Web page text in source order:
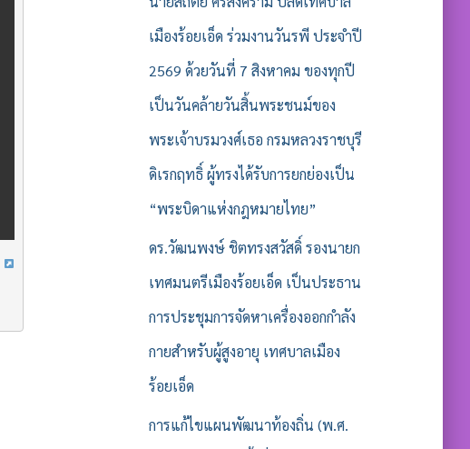
เมืองร้อยเอ็ด ร่วมงานวันรพี ประจำปี
2569 ด้วยวันที่ 7 สิงหาคม ของทุกปี
เป็นวันคล้ายวันสิ้นพระชนม์ของ
พระเจ้าบรมวงศ์เธอ กรมหลวงราชบุรี
ดิเรกฤทธิ์ ผู้ทรงได้รับการยกย่องเป็น
“พระบิดาแห่งกฎหมายไทย”
ดร.วัฒนพงษ์ ชิตทรงสวัสดิ์ รองนายก
เทศมนตรีเมืองร้อยเอ็ด เป็นประธาน
การประชุมการจัดหาเครื่องออกกำลัง
กายสำหรับผู้สูงอายุ เทศบาลเมือง
ร้อยเอ็ด
การแก้ไขแผนพัฒนาท้องถิ่น (พ.ศ.